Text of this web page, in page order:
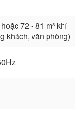
72 - 81 m³ khí
khách, văn phòng)